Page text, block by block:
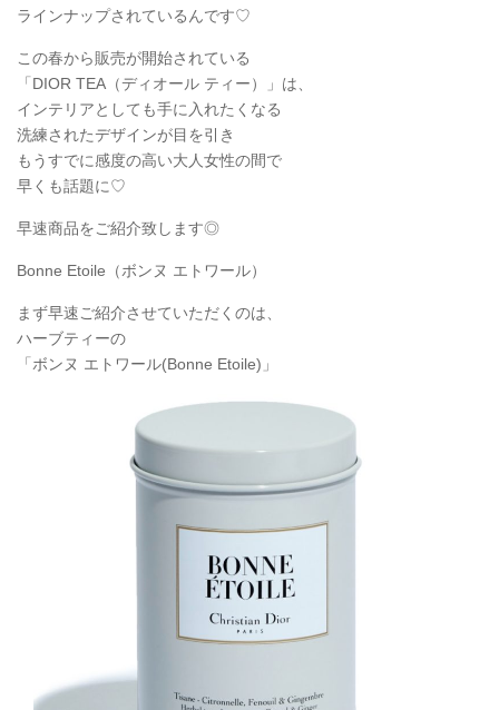
ラインナップされているんです♡
この春から販売が開始されている
「DIOR TEA（ディオール ティー）」は、
インテリアとしても手に入れたくなる
洗練されたデザインが目を引き
もうすでに感度の高い大人女性の間で
早くも話題に♡
早速商品をご紹介致します◎
Bonne Etoile（ボンヌ エトワール）
まず早速ご紹介させていただくのは、
ハーブティーの
「ボンヌ エトワール(Bonne Etoile)」